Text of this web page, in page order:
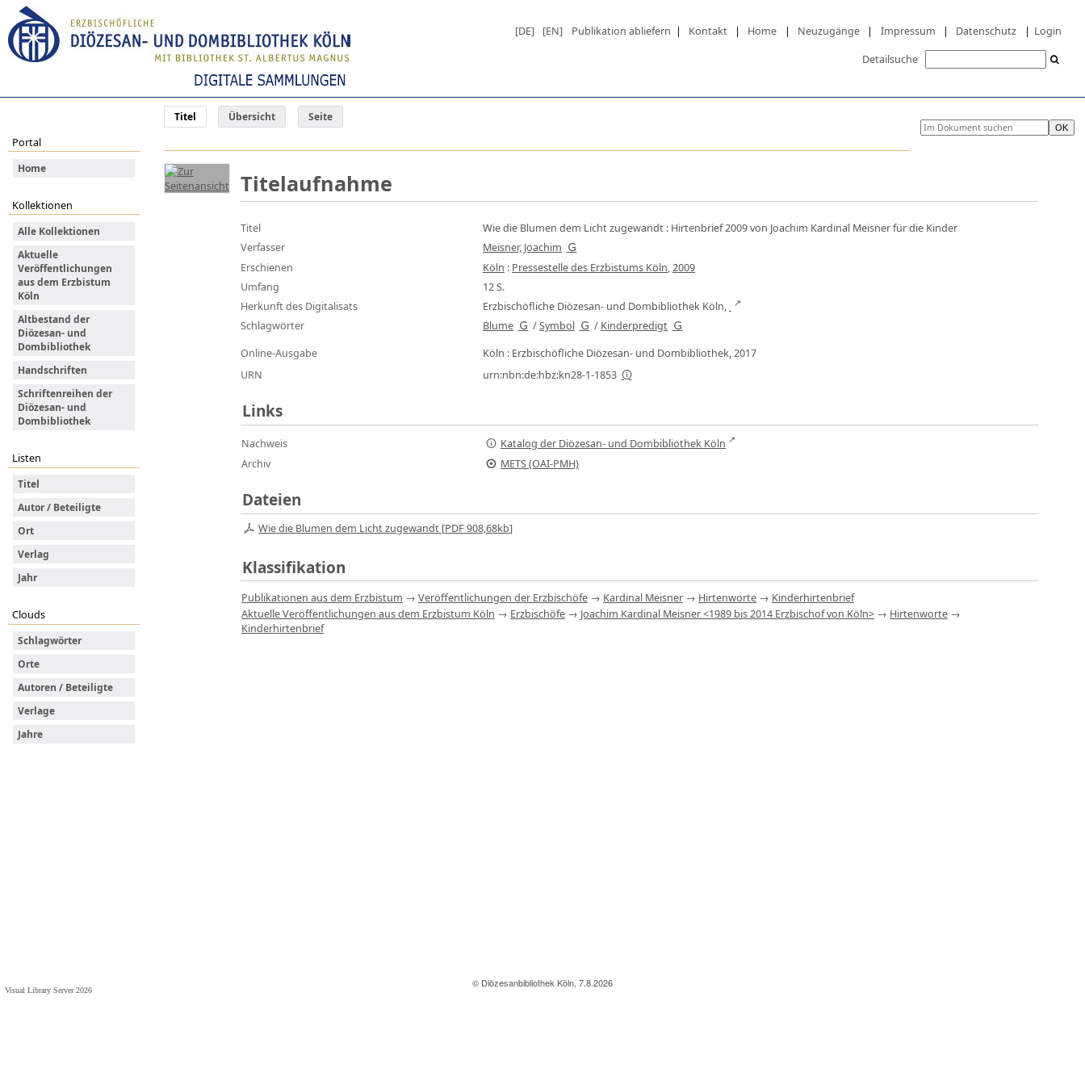
© Diözesanbibliothek Köln, 7.8.2026
Visual Library Server 2026
[DE] [EN] Publikation abliefern | Kontakt | Home | Neuzugänge | Impressum | Datenschutz | Login
Detailsuche
Titel Übersicht Seite
Portal
Home
Kollektionen
Alle Kollektionen
Aktuelle
Veröffentlichungen
aus dem Erzbistum
Köln
Altbestand der
Diözesan- und
Dombibliothek
Handschriften
Schriftenreihen der
Diözesan- und
Dombibliothek
Listen
Titel
Autor / Beteiligte
Ort
Verlag
Jahr
Clouds
Schlagwörter
Orte
Autoren / Beteiligte
Verlage
Jahre
Titelaufnahme
Titel Wie die Blumen dem Licht zugewandt : Hirtenbrief 2009 von Joachim Kardinal Meisner für die Kinder
Verfasser
Meisner, Joachim
Erschienen
Köln : Pressestelle des Erzbistums Köln,2009
Umfang
12 S.
Herkunft des Digitalisats
Erzbischöfliche Diözesan- und Dombibliothek Köln,
Schlagwörter
Blume /Symbol / Kinderpredigt
Online-Ausgabe
Köln : Erzbischöfliche Diözesan- und Dombibliothek, 2017
URN
urn:nbn:de:hbz:kn28-1-1853
Links
Nachweis
Katalog der Diözesan- und Dombibliothek Köln
Archiv
METS (OAI-PMH)
Dateien
Wie die Blumen dem Licht zugewandt [PDF908,68kb]
Klassifikation
Publikationen aus dem Erzbistum → Veröffentlichungen der Erzbischöfe → Kardinal Meisner → Hirtenworte → Kinderhirtenbrief
Aktuelle Veröffentlichungen aus dem Erzbistum Köln → Erzbischöfe → Joachim Kardinal Meisner <1989 bis 2014 Erzbischof von Köln> → Hirtenworte →
Kinderhirtenbrief